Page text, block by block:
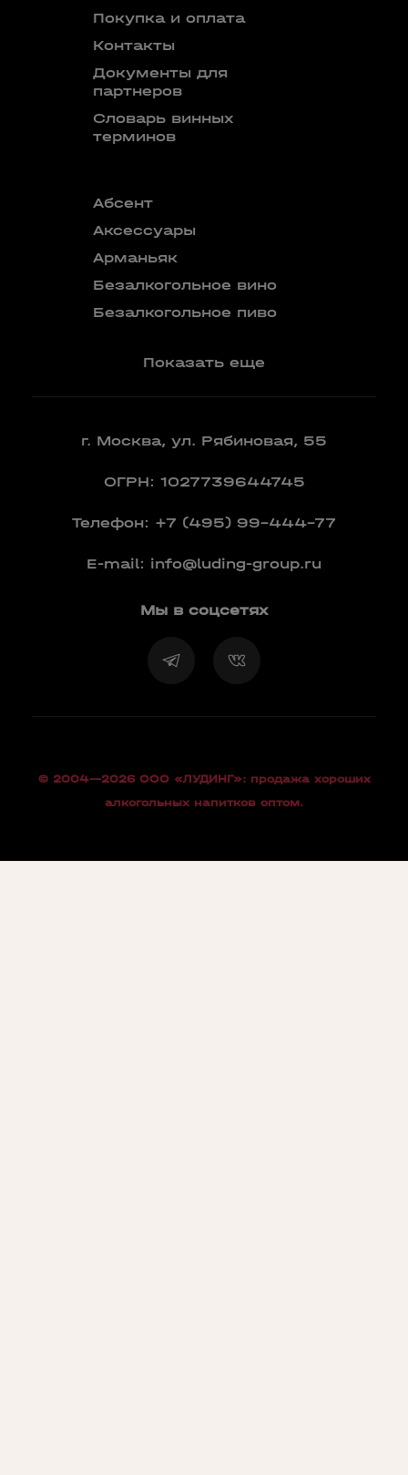
Покупка и оплата
Контакты
Документы для
партнеров
Словарь винных
терминов
Абсент
Аксессуары
Арманьяк
Безалкогольное вино
Безалкогольное пиво
Показать еще
г. Москва, ул. Рябиновая, 55
ОГРН: 1027739644745
Телефон: +7 (495) 99-444-77
E-mail: info@luding-group.ru
Мы в соцсетях
© 2004—2026 OOO «ЛУДИНГ»: продажа хороших
алкогольных напитков оптом.